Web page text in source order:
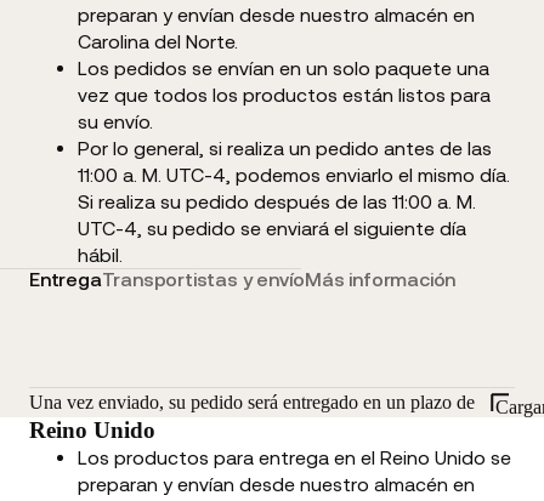
preparan y envían desde nuestro almacén en
Carolina del Norte.
Los pedidos se envían en un solo paquete una
vez que todos los productos están listos para
su envío.
Por lo general, si realiza un pedido antes de las
11:00 a. M. UTC-4, podemos enviarlo el mismo día.
Si realiza su pedido después de las 11:00 a. M.
UTC-4, su pedido se enviará el siguiente día
hábil.
EntregaTransportistas y envíoMás información
Una vez enviado, su pedido será entregado en un plazo de
Reino Unido
Los productos para entrega en el Reino Unido se
preparan y envían desde nuestro almacén en